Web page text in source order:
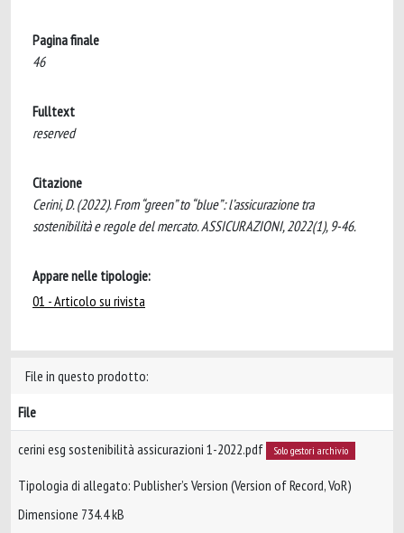
Pagina finale
46
Fulltext
reserved
Citazione
Cerini, D. (2022). From “green” to “blue”: l’assicurazione tra
sostenibilità e regole del mercato. ASSICURAZIONI, 2022(1), 9-46.
Appare nelle tipologie:
01 - Articolo su rivista
File in questo prodotto:
File
cerini esg sostenibilità assicurazioni 1-2022.pdf Solo gestori archivio
Tipologia di allegato: Publisher’s Version (Version of Record, VoR)
Dimensione 734.4 kB